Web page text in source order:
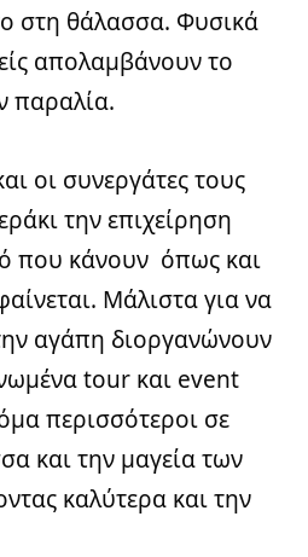
στη θάλασσα. Φυσικά
απολαμβάνουν το
παραλία.
οι συνεργάτες τους
την επιχείρηση
που κάνουν όπως και
Μάλιστα για να
αγάπη διοργανώνουν
tour και event
περισσότεροι σε
και την μαγεία των
καλύτερα και την